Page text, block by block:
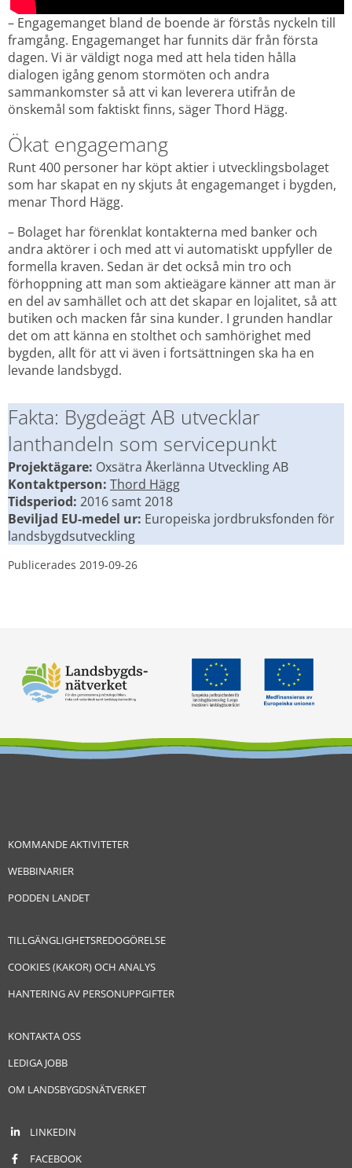
– Engagemanget bland de boende är förstås nyckeln till
framgång. Engagemanget har funnits där från första
dagen. Vi är väldigt noga med att hela tiden hålla
dialogen igång genom stormöten och andra
sammankomster så att vi kan leverera utifrån de
önskemål som faktiskt finns, säger Thord Hägg.
Ökat engagemang
Runt 400 personer har köpt aktier i utvecklingsbolaget
som har skapat en ny skjuts åt engagemanget i bygden,
menar Thord Hägg.
– Bolaget har förenklat kontakterna med banker och
andra aktörer i och med att vi automatiskt uppfyller de
formella kraven. Sedan är det också min tro och
förhoppning att man som aktieägare känner att man är
en del av samhället och att det skapar en lojalitet, så att
butiken och macken får sina kunder. I grunden handlar
det om att känna en stolthet och samhörighet med
bygden, allt för att vi även i fortsättningen ska ha en
levande landsbygd.
Fakta: Bygdeägt AB utvecklar
lanthandeln som servicepunkt
Projektägare: Oxsätra Åkerlänna Utveckling AB
Kontaktperson: Thord Hägg
Tidsperiod: 2016 samt 2018
Beviljad EU-medel ur: Europeiska jordbruksfonden för
landsbygdsutveckling
Publicerades 2019-09-26
KOMMANDE AKTIVITETER
WEBBINARIER
PODDEN LANDET
TILLGÄNGLIGHETSREDOGÖRELSE
COOKIES (KAKOR) OCH ANALYS
HANTERING AV PERSONUPPGIFTER
KONTAKTA OSS
LEDIGA JOBB
OM LANDSBYGDSNÄTVERKET
LINKEDIN
FACEBOOK